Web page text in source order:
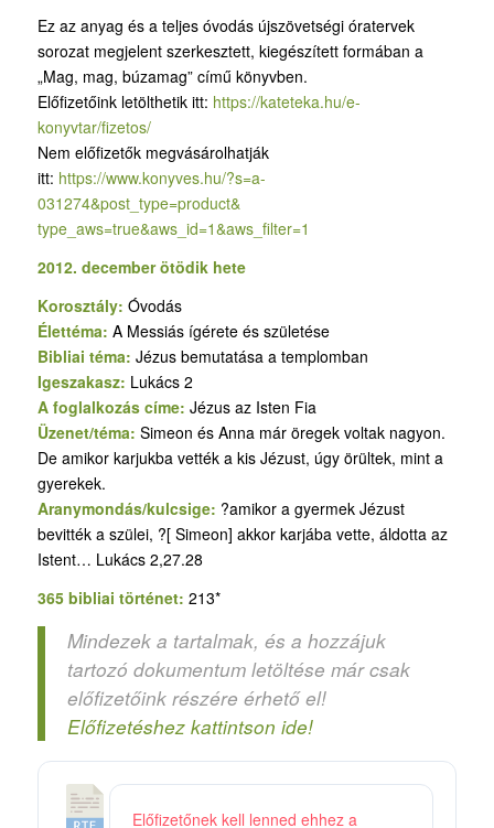
Ez az anyag és a teljes óvodás újszövetségi óratervek
sorozat megjelent szerkesztett, kiegészített formában a
„Mag, mag, búzamag” című könyvben.
Előfizetőink letölthetik itt: https://kateteka.hu/e-
konyvtar/fizetos/
Nem előfizetők megvásárolhatják
itt: https://www.konyves.hu/?s=a-
031274&post_type=product&
type_aws=true&aws_id=1&aws_ filter=1
2012. december ötödik hete
Korosztály: Óvodás
Élettéma: A Messiás ígérete és születése
Bibliai téma: Jézus bemutatása a templomban
Igeszakasz: Lukács 2
A foglalkozás címe: Jézus az Isten Fia
Üzenet/téma: Simeon és Anna már öregek voltak nagyon.
De amikor karjukba vették a kis Jézust, úgy örültek, mint a
gyerekek.
Aranymondás/kulcsige: ?amikor a gyermek Jézust
bevitték a szülei, ?[ Simeon] akkor karjába vette, áldotta az
Istent… Lukács 2,27.28
365 bibliai történet: 213*
Mindezek a tartalmak, és a hozzájuk
tartozó dokumentum letöltése már csak
előfizetőink részére érhető el!
Előfizetéshez kattintson ide!
5
Előfizetőnek kell lenned ehhez a